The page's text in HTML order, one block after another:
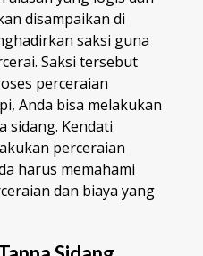
disampaikan di
saksi guna
Saksi tersebut
perceraian
Anda bisa melakukan
sidang. Kendati
perceraian
harus memahami
dan biaya yang